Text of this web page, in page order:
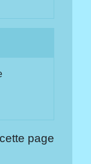
page